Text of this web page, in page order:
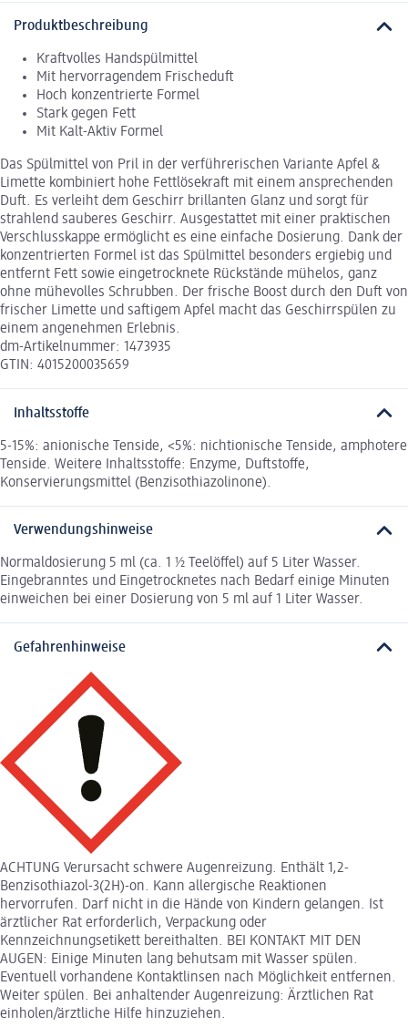
Produktbeschreibung
Kraftvolles Handspülmittel
Mit hervorragendem Frischeduft
Hoch konzentrierte Formel
Stark gegen Fett
Mit Kalt-Aktiv Formel
Das Spülmittel von Pril in der verführerischen Variante Apfel &
Limette kombiniert hohe Fettlösekraft mit einem ansprechenden
Duft. Es verleiht dem Geschirr brillanten Glanz und sorgt für
strahlend sauberes Geschirr. Ausgestattet mit einer praktischen
Verschlusskappe ermöglicht es eine einfache Dosierung. Dank der
konzentrierten Formel ist das Spülmittel besonders ergiebig und
entfernt Fett sowie eingetrocknete Rückstände mühelos, ganz
ohne mühevolles Schrubben. Der frische Boost durch den Duft von
frischer Limette und saftigem Apfel macht das Geschirrspülen zu
einem angenehmen Erlebnis.
dm-Artikelnummer: 1473935
GTIN: 4015200035659
Inhaltsstoffe
5-15%: anionische Tenside, <5%: nichtionische Tenside, amphotere
Tenside. Weitere Inhaltsstoffe: Enzyme, Duftstoffe,
Konservierungsmittel (Benzisothiazolinone).
Verwendungshinweise
Normaldosierung 5 ml (ca. 1 ½ Teelöffel) auf 5 Liter Wasser.
Eingebranntes und Eingetrocknetes nach Bedarf einige Minuten
einweichen bei einer Dosierung von 5 ml auf 1 Liter Wasser.
Gefahrenhinweise
ACHTUNG Verursacht schwere Augenreizung. Enthält 1,2-
Benzisothiazol-3(2H)-on. Kann allergische Reaktionen
hervorrufen. Darf nicht in die Hände von Kindern gelangen. Ist
ärztlicher Rat erforderlich, Verpackung oder
Kennzeichnungsetikett bereithalten. BEI KONTAKT MIT DEN
AUGEN: Einige Minuten lang behutsam mit Wasser spülen.
Eventuell vorhandene Kontaktlinsen nach Möglichkeit entfernen.
Weiter spülen. Bei anhaltender Augenreizung: Ärztlichen Rat
einholen/ärztliche Hilfe hinzuziehen.